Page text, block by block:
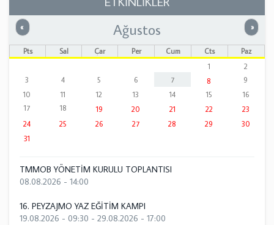
« Önceki »
Ağustos
Pts Sal Çar Per Cum Cts
Paz
1
2
3
4 5 6 7 8
9
10
11 12 13 14 15
16
17
18 19 20 21 22
23
24
25 26 27 28 29
30
31
TMMOB YÖNETİM KURULU TOPLANTISI
08.08.2026 - 14:00
16. PEYZAJMO YAZ EĞİTİM KAMPI
19.08.2026 - 09:30 - 29.08.2026 - 17:00